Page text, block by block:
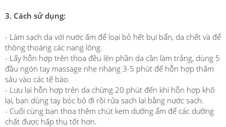
3. Cách sử dụng:
- Làm sạch da với nước ấm để loại bỏ hết bụi bẩn, da chết và để
thông thoáng các nang lông.
- Lấy hỗn hợp trên thoa đều lên phần da cần làm trắng, dùng 5
đầu ngón tay massage nhẹ nhàng 3-5 phút để hỗn hợp thấm
sâu vào các tế bào.
- Lưu lại hỗn hợp trên da chừng 20 phút đến khi hỗn hợp khô
lại, bạn dùng tay bóc bỏ đi rồi rửa sạch lại bằng nước sạch.
- Cuối cùng bạn thoa thêm chút kem dưỡng ẩm để các dưỡng
chất được hấp thụ tốt hơn.